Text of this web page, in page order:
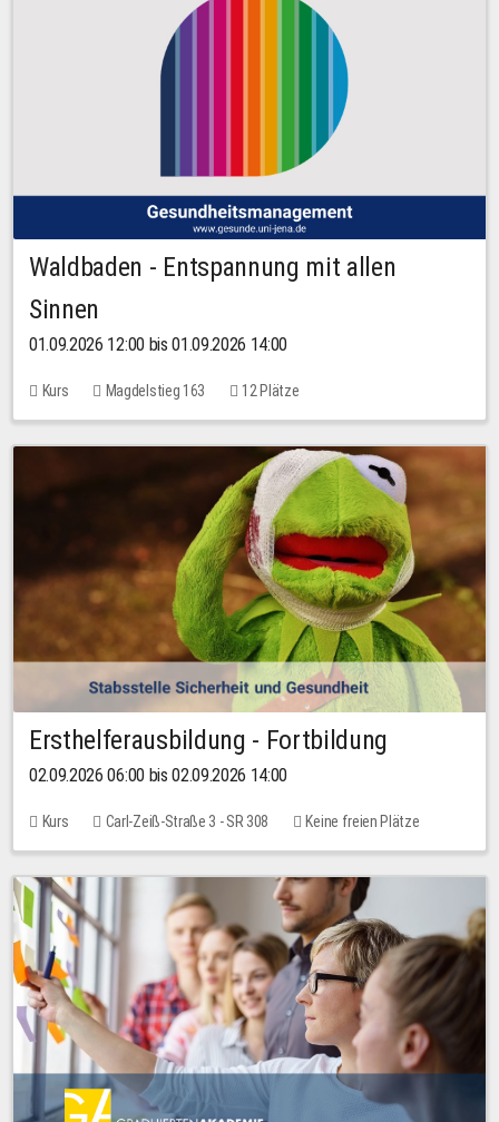
Waldbaden - Entspannung mit allen
Sinnen
01.09.2026 12:00 bis 01.09.2026 14:00
Kurs Magdelstieg 163 12 Plätze
Ersthelferausbildung - Fortbildung
02.09.2026 06:00 bis 02.09.2026 14:00
Kurs Carl-Zeiß-Straße 3 - SR 308 Keine freien Plätze